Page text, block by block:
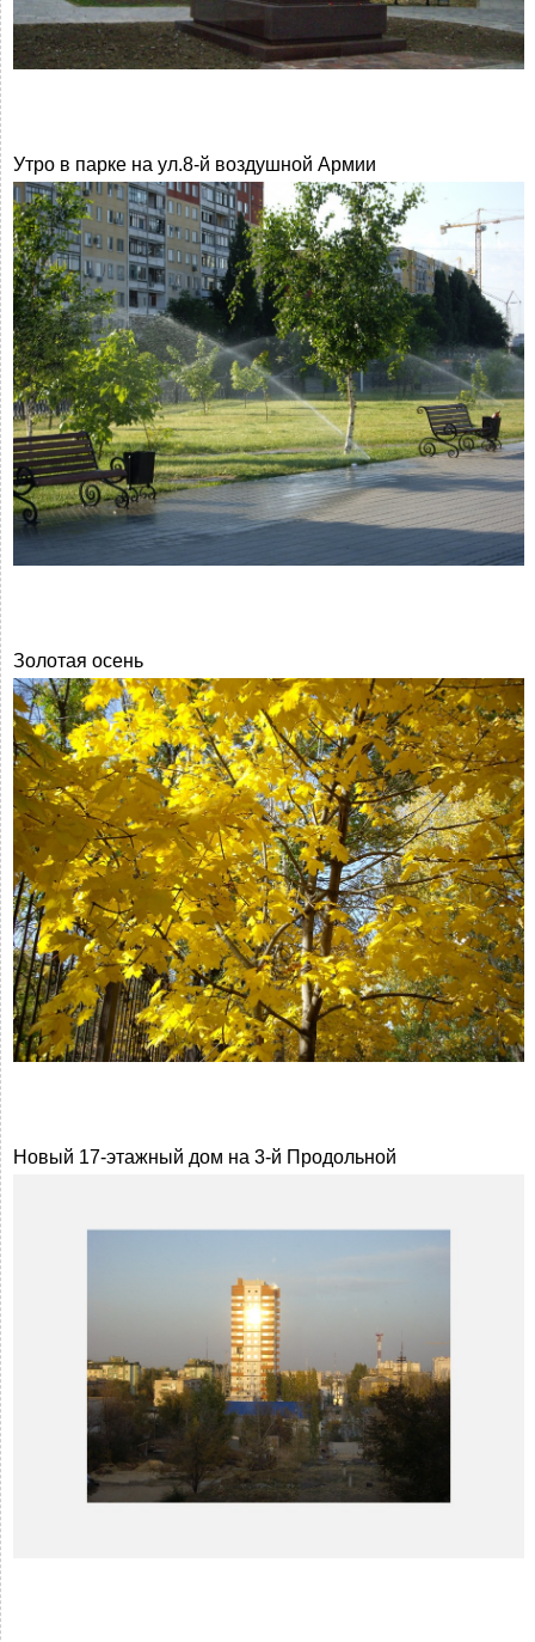
Утро в парке на ул.8-й воздушной Армии
Золотая осень
Новый 17-этажный дом на 3-й Продольной